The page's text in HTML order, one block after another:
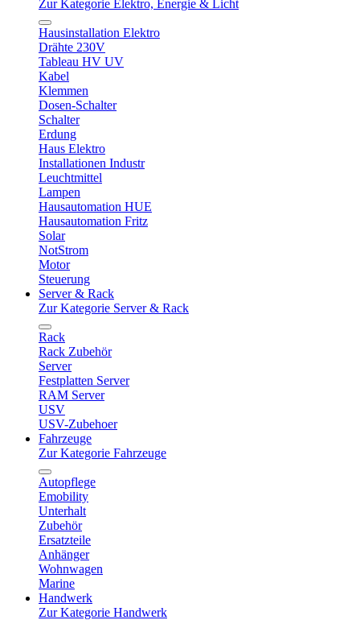
Zur Kategorie Elektro, Energie & Licht
Hausinstallation Elektro
Drähte 230V
Tableau HV UV
Kabel
Klemmen
Dosen-Schalter
Schalter
Erdung
Haus Elektro
Installationen Industr
Leuchtmittel
Lampen
Hausautomation HUE
Hausautomation Fritz
Solar
NotStrom
Motor
Steuerung
Server & Rack
Zur Kategorie Server & Rack
Rack
Rack Zubehör
Server
Festplatten Server
RAM Server
USV
USV-Zubehoer
Fahrzeuge
Zur Kategorie Fahrzeuge
Autopflege
Emobility
Unterhalt
Zubehör
Ersatzteile
Anhänger
Wohnwagen
Marine
Handwerk
Zur Kategorie Handwerk